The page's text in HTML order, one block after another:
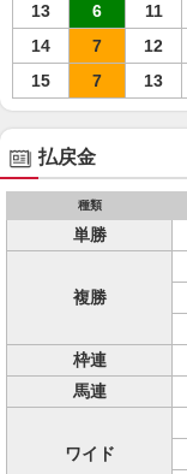
13
6 11
14
7 12
15
7 13
払戻金
種類
単勝
複勝
枠連
馬連
ワイド